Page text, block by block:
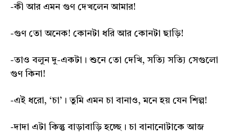
-কী আর এমন গুণ দেখলেন আমার!
-গুণ তো অনেক! কোনটা ধরি আর কোনটা ছাড়ি!
-তাও বলুন দু-একটা। শুনে তো দেখি, সত্যি সত্যি সেগুলো
গুণ কিনা!
-এই ধরো, ‘চা’। তুমি এমন চা বানাও, মনে হয় যেন শিল্প!
-দাদা এটা কিন্তু বাড়াবাড়ি হচ্ছে। চা বানানোটাকে আজ